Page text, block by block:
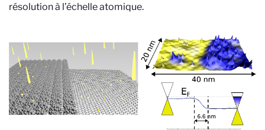
résolution à l’échelle atomique.